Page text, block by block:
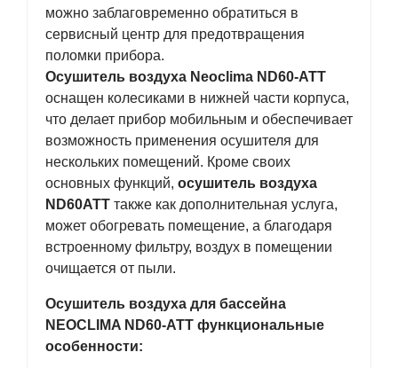
можно заблаговременно обратиться в
сервисный центр для предотвращения
поломки прибора.
Осушитель воздуха Neoclima ND60-ATT
оснащен колесиками в нижней части корпуса,
что делает прибор мобильным и обеспечивает
возможность применения осушителя для
нескольких помещений. Кроме своих
основных функций, осушитель воздуха
ND60ATT также как дополнительная услуга,
может обогревать помещение, а благодаря
встроенному фильтру, воздух в помещении
очищается от пыли.
Осушитель воздуха для бассейна
NEOCLIMA ND60-ATT функциональные
особенности: